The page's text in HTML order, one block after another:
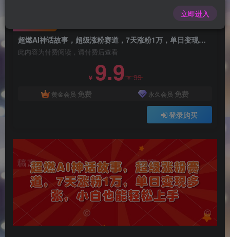
124
超燃AI神话故事，超级涨粉赛道，7天涨粉1万，单日变现多张，小白也能轻松上手（附详细教程）
此内容为付费阅读，请付费后查看
￥ 9.9￥99
黄金会员 免费 永久会员 免费
登录购买
立即进入